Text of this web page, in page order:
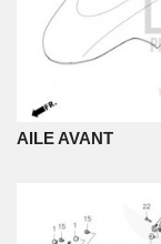
AILE AVANT